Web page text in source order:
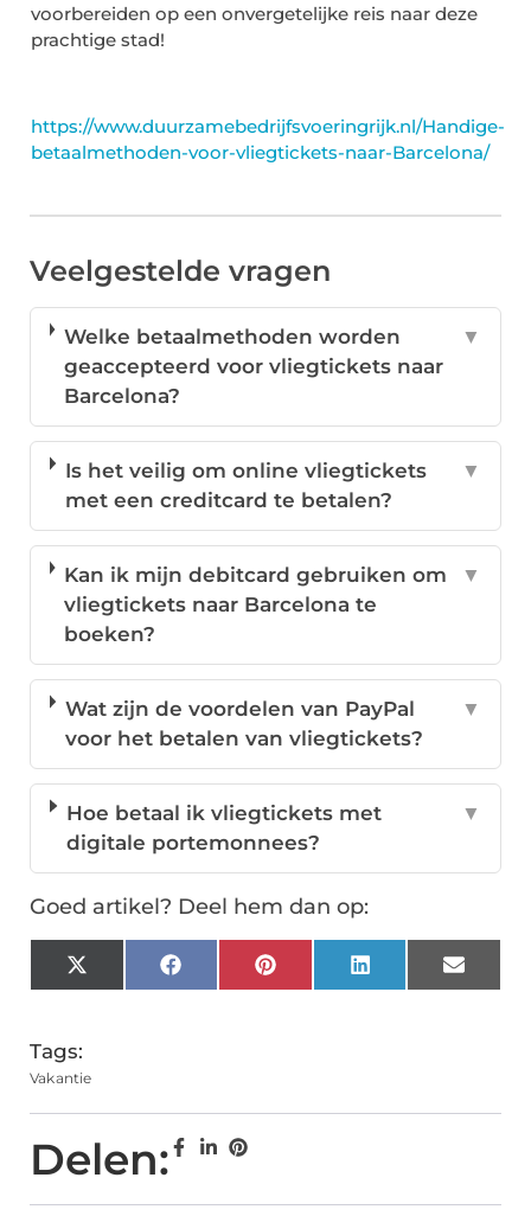
voorbereiden op een onvergetelijke reis naar deze
prachtige stad!
https://www.duurzamebedrijfsvoeringrijk.nl/Handige-
betaalmethoden-voor-vliegtickets-naar-Barcelona/
Veelgestelde vragen
Welke betaalmethoden worden
geaccepteerd voor vliegtickets naar
Barcelona?
▼
Is het veilig om online vliegtickets
met een creditcard te betalen?
▼
Kan ik mijn debitcard gebruiken om
vliegtickets naar Barcelona te
boeken?
▼
Wat zijn de voordelen van PayPal
voor het betalen van vliegtickets?
▼
Hoe betaal ik vliegtickets met
digitale portemonnees?
▼
Goed artikel? Deel hem dan op:
X
(Twitter)
FacebookPinterestLinkedInEmail
Tags:
Vakantie
Delen: